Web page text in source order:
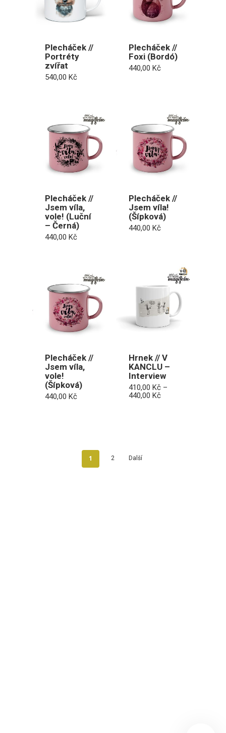
Plecháček //
Portréty
zvířat
540,00 Kč
Plecháček //
Foxi (Bordó)
440,00 Kč
Plecháček //
Jsem víla,
vole! (Luční
– Černá)
440,00 Kč
Plecháček //
Jsem víla!
(Šípková)
440,00Kč
Plecháček //
Jsem víla,
vole!
(Šípková)
440,00 Kč
Hrnek // V
KANCLU –
Interview
410,00Kč –
440,00KčRozpětí
1 2 Další